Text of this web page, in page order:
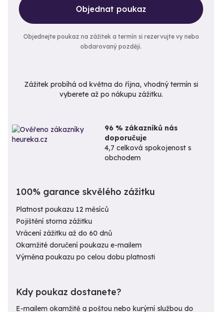
Objednat poukaz
Objednejte poukaz na zážitek a termín si rezervujte vy nebo
obdarovaný později.
Zážitek probíhá od května do října, vhodný termín si
vyberete až po nákupu zážitku.
96 % zákazníků nás
doporučuje
4,7 celková spokojenost s
obchodem
100% garance skvělého zážitku
Platnost poukazu 12 měsíců
Pojištění storna zážitku
Vrácení zážitku až do 60 dnů
Okamžité doručení poukazu e-mailem
Výměna poukazu po celou dobu platnosti
Kdy poukaz dostanete?
E-mailem okamžitě a poštou nebo kurýrní službou do